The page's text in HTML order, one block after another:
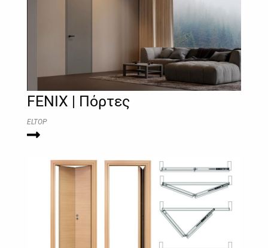
FENIX | Πόρτες
ELTOP